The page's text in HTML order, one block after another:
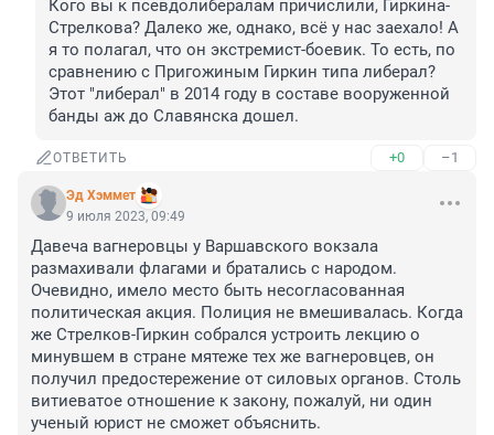
Кого вы к псевдолибералам причислили, Гиркина-
Стрелкова? Далеко же, однако, всё у нас заехало! А
я то полагал, что он экстремист-боевик. То есть, по
сравнению с Пригожиным Гиркин типа либерал?
Этот "либерал" в 2014 году в составе вооруженной
банды аж до Славянска дошел.
ОТВЕТИТЬ +0 –1
Эд Хэммет
9 июля 2023, 09:49
Давеча вагнеровцы у Варшавского вокзала
размахивали флагами и братались с народом.
Очевидно, имело место быть несогласованная
политическая акция. Полиция не вмешивалась. Когда
же Стрелков-Гиркин собрался устроить лекцию о
минувшем в стране мятеже тех же вагнеровцев, он
получил предостережение от силовых органов. Столь
витиеватое отношение к закону, пожалуй, ни один
ученый юрист не сможет объяснить.